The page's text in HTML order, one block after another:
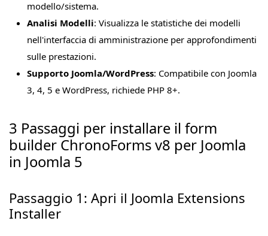
modello/sistema.
Analisi Modelli: Visualizza le statistiche dei modelli
nell'interfaccia di amministrazione per approfondimenti
sulle prestazioni.
Supporto Joomla/WordPress: Compatibile con Joomla
3, 4, 5 e WordPress, richiede PHP 8+.
3 Passaggi per installare il form
builder ChronoForms v8 per Joomla
in Joomla 5
Passaggio 1: Apri il Joomla Extensions
Installer